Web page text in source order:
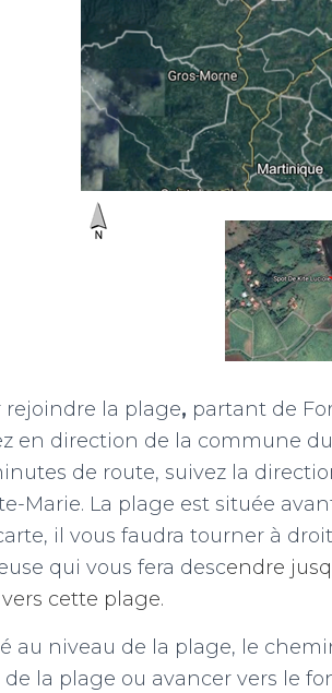
rejoindre la plage, partant de
en direction de la commune
de route, suivez la
Marie. La plage est située
il vous faudra tourner à
qui vous fera descendre
cette plage.
au niveau de la plage, le
de la plage ou avancer vers le